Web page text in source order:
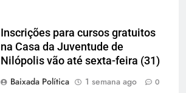
Inscrições para cursos gratuitos
na Casa da Juventude de
Nilópolis vão até sexta-feira (31)
Baixada Política
1 semana ago 0